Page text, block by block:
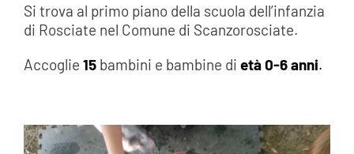
Si trova al primo piano della scuola dell’infanzia
di Rosciate nel Comune di Scanzorosciate.
Accoglie 15 bambini e bambine di età 0-6 anni.